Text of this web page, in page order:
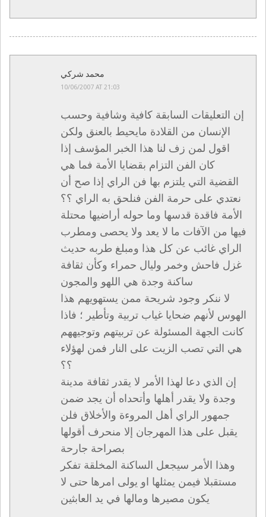
محمد شركي
10/06/2007 AT 21:03
إن التعليقات السابقة كافية وشافية وحسب
الإنسان من القلادة مايحيط بالعنق ولكن
اقول لمن زف لنا هذا الخبر المؤسف إذا
كان الفن التزام بقضايا الأمة فما هي
القضية التي يلتزم بها فن الراي إذا صح أن
نعتدي على حرمة الفن فنلحق به الراي ؟؟
الأمة فاقدة قدسها وما حوله أراضيها محتلة
فيها من الآفات ما لا يعد ولا يحصى ومطرب
الراي غائب عن كل هذا ومبلغ طربه حديث
غزل فاحش وخمر وليال حمراء وكأن ثقافة
ساكنة وجدة هي اللهو والمجون
لا ننكر وجود شريحة ممن يستهويهم هذا
الهوس لأنهم ضحايا غياب تربية وتأطير ؛ فاذا
كانت الجهة المسئولة عن تربيتهم وتوجيههم
هي التي تصب الزيت على النار فمن لهؤلاء
؟؟
إن الذي دعا لهذا الأمر لا يقدر ثقافة مدينة
وجدة ولا يقدر أهلها وأتحداه أن يجد ضمن
جمهور الراي أهل المروءة والأخلاق فلن
يقبل على هذا المهرجان إلا منحرف أقولها
بصراحة جارحة
وهذا الأمر سيجعل الساكنة المخلقة تفكر
مستقبلا فيمن يمثلها او يولى امرها حتى لا
يكون مصيرها ومالها في يد العابثين